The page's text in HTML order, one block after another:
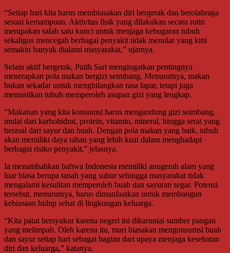
“Setiap hari kita harus membiasakan diri bergerak dan berolahraga
sesuai kemampuan. Aktivitas fisik yang dilakukan secara rutin
merupakan salah satu kunci untuk menjaga kebugaran tubuh
sekaligus mencegah berbagai penyakit tidak menular yang kini
semakin banyak dialami masyarakat,” ujarnya.
Selain aktif bergerak, Putih Sari mengingatkan pentingnya
menerapkan pola makan bergizi seimbang. Menurutnya, makan
bukan sekadar untuk menghilangkan rasa lapar, tetapi juga
memastikan tubuh memperoleh asupan gizi yang lengkap.
“Makanan yang kita konsumsi harus mengandung gizi seimbang,
mulai dari karbohidrat, protein, vitamin, mineral, hingga serat yang
berasal dari sayur dan buah. Dengan pola makan yang baik, tubuh
akan memiliki daya tahan yang lebih kuat dalam menghadapi
berbagai risiko penyakit,” jelasnya.
Ia menambahkan bahwa Indonesia memiliki anugerah alam yang
luar biasa berupa tanah yang subur sehingga masyarakat tidak
mengalami kesulitan memperoleh buah dan sayuran segar. Potensi
tersebut, menurutnya, harus dimanfaatkan untuk membangun
kebiasaan hidup sehat di lingkungan keluarga.
“Kita patut bersyukur karena negeri ini dikaruniai sumber pangan
yang melimpah. Oleh karena itu, mari biasakan mengonsumsi buah
dan sayur setiap hari sebagai bagian dari upaya menjaga kesehatan
diri dan keluarga,” katanya.